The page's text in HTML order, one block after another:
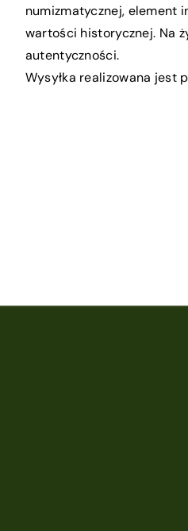
numizmatycznej, element
wartości historycznej. Na
autentyczności.
Wysyłka realizowana jest